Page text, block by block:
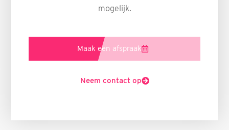
mogelijk.
Maak een afspraak
Neem contact op